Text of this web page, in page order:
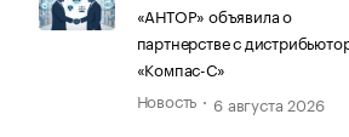
«АНТОР» объявила о
партнерстве с
«Компас-С»
Новость
6 августа 2026